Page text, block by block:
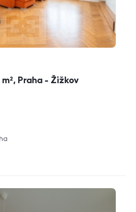
Praha - Žižkov